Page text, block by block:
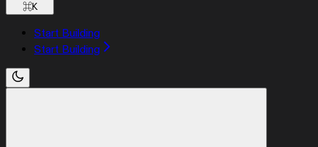
⌘K
Start Building
Start Building